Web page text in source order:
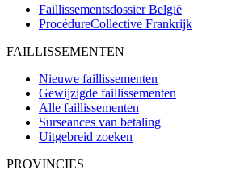
Faillissementsdossier België
ProcédureCollective Frankrijk
FAILLISSEMENTEN
Nieuwe faillissementen
Gewijzigde faillissementen
Alle faillissementen
Surseances van betaling
Uitgebreid zoeken
PROVINCIES